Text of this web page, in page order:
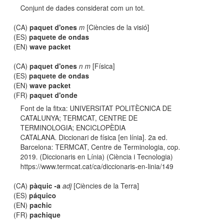
Conjunt de dades considerat com un tot.
(CA)paquet d'ones m [Ciències de la visió]
(ES)paquete de ondas
(EN)wave packet
(CA)paquet d'ones n m [Física]
(ES)paquete de ondas
(EN)wave packet
(FR)paquet d'onde
Font de la fitxa: UNIVERSITAT POLITÈCNICA DE
CATALUNYA; TERMCAT, CENTRE DE
TERMINOLOGIA; ENCICLOPÈDIA
CATALANA. Diccionari de física [en línia]. 2a ed.
Barcelona: TERMCAT, Centre de Terminologia, cop.
2019. (Diccionaris en Línia) (Ciència i Tecnologia)
https://www.termcat.cat/ca/diccionaris-en-linia/149
(CA)pàquic -a adj[Ciències de la Terra]
(ES)páquico
(EN)pachic
(FR)pachique